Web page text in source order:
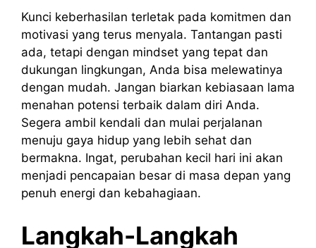
Kunci keberhasilan terletak pada komitmen dan
motivasi yang terus menyala. Tantangan pasti
ada, tetapi dengan mindset yang tepat dan
dukungan lingkungan, Anda bisa melewatinya
dengan mudah. Jangan biarkan kebiasaan lama
menahan potensi terbaik dalam diri Anda.
Segera ambil kendali dan mulai perjalanan
menuju gaya hidup yang lebih sehat dan
bermakna. Ingat, perubahan kecil hari ini akan
menjadi pencapaian besar di masa depan yang
penuh energi dan kebahagiaan.
Langkah-Langkah